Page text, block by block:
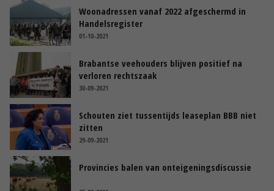
Woonadressen vanaf 2022 afgeschermd in
Handelsregister
01-10-2021
Brabantse veehouders blijven positief na
verloren rechtszaak
30-09-2021
Schouten ziet tussentijds leaseplan BBB niet
zitten
29-09-2021
Provincies balen van onteigeningsdiscussie